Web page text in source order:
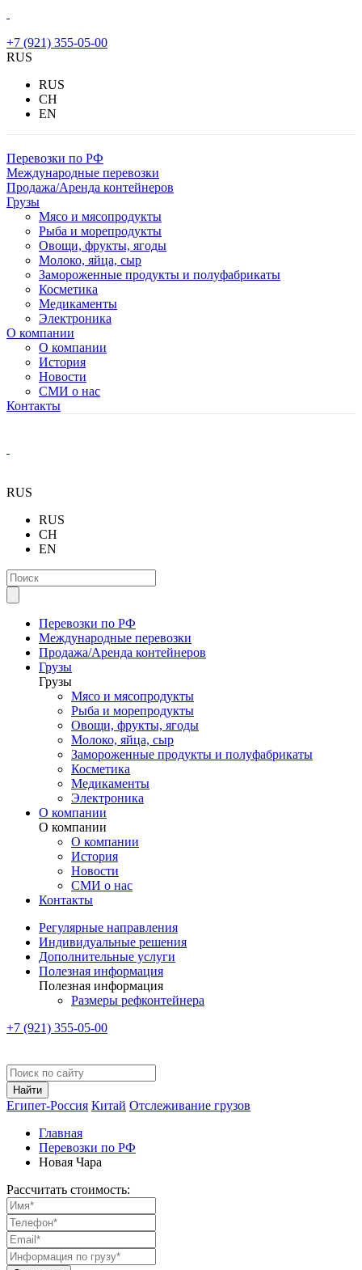
+7 (921) 355-05-00
RUS
RUS
CH
EN
Перевозки по РФ
Международные перевозки
Продажа/Аренда контейнеров
Грузы
Мясо и мясопродукты
Рыба и морепродукты
Овощи, фрукты, ягоды
Молоко, яйца, сыр
Замороженные продукты и полуфабрикаты
Косметика
Медикаменты
Электроника
О компании
О компании
История
Новости
СМИ о нас
Контакты
RUS
RUS
CH
EN
Перевозки по РФ
Международные перевозки
Продажа/Аренда контейнеров
Грузы
Грузы
Мясо и мясопродукты
Рыба и морепродукты
Овощи, фрукты, ягоды
Молоко, яйца, сыр
Замороженные продукты и полуфабрикаты
Косметика
Медикаменты
Электроника
О компании
О компании
О компании
История
Новости
СМИ о нас
Контакты
Регулярные направления
Индивидуальные решения
Дополнительные услуги
Полезная информация
Полезная информация
Размеры рефконтейнера
+7 (921) 355-05-00
Найти
Египет-Россия Китай Отслеживание грузов
Главная
Перевозки по РФ
Новая Чара
Рассчитать стоимость: